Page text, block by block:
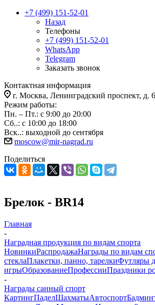
+7 (499) 151-52-01
Назад
Телефоны
+7 (499) 151-52-01
WhatsApp
Telegram
Заказать звонок
Контактная информация
г. Москва, Ленинградский проспект, д.
Режим работы:
Пн. – Пт.: с 9:00 до 20:00
Сб..: с 10:00 до 18:00
Вск..: выходной до сентября
moscow@mir-nagrad.ru
Поделиться
Брелок - BR14
Главная
-
Наградная продукция по видам спорта
НовинкиРаспродажаНаграды по видам
стеклаПлакетки, панно, тарелкиФутляры
игрыОбразованиеПрофессииПраздники
-
Награды санный спорт
КартингПаделШахматыАвтоспорт